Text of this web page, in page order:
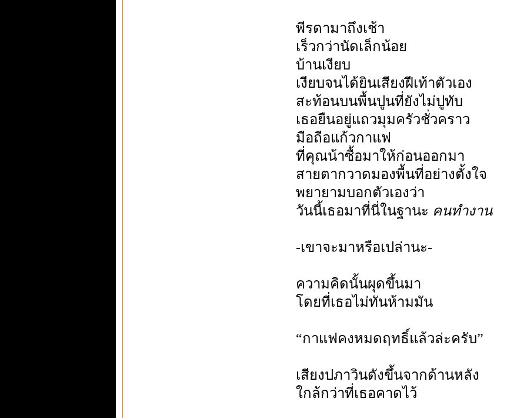
พีรดามาถึงเช้า
เร็วกว่านัดเล็กน้อย
บ้านเงียบ
เงียบจนได้ยินเสียงฝีเท้าตัวเอง
สะท้อนบนพื้นปูนที่ยังไม่ปูทับ
เธอยืนอยู่แถวมุมครัวชั่วคราว
มือถือแก้วกาแฟ
ที่คุณน้าซื้อมาให้ก่อนออกมา
สายตากวาดมองพื้นที่อย่างตั้งใจ
พยายามบอกตัวเองว่า
วันนี้เธอมาที่นี่ในฐานะ คนทำงาน
-เขาจะมาหรือเปล่านะ-
ความคิดนั้นผุดขึ้นมา
โดยที่เธอไม่ทันห้ามมัน
“กาแฟคงหมดฤทธิ์แล้วล่ะครับ”
เสียงปภาวินดังขึ้นจากด้านหลัง
ใกล้กว่าที่เธอคาดไว้